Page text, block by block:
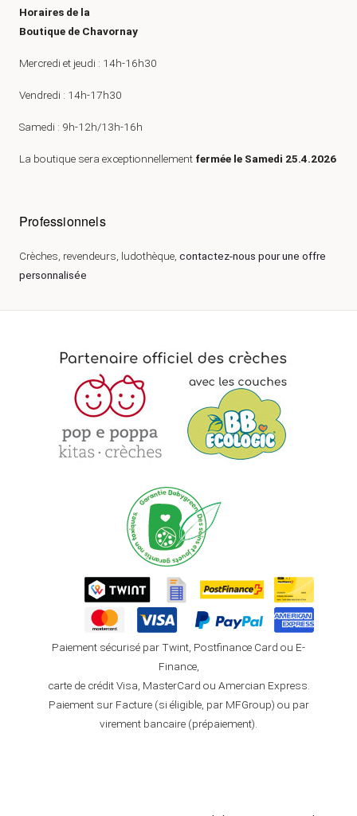
Horaires de la
Boutique de Chavornay
Mercredi et jeudi : 14h-16h30
Vendredi : 14h-17h30
Samedi : 9h-12h/13h-16h
La boutique sera exceptionnellement fermée le Samedi 25.4.2026
Professionnels
Crèches, revendeurs, ludothèque, contactez-nous pour une offre
personnalisée
Paiement sécurisé par Twint, Postfinance Card ou E-
Finance,
carte de crédit Visa, MasterCard ou Amercian Express.
Paiement sur Facture (si éligible, par MFGroup) ou par
virement bancaire (prépaiement).